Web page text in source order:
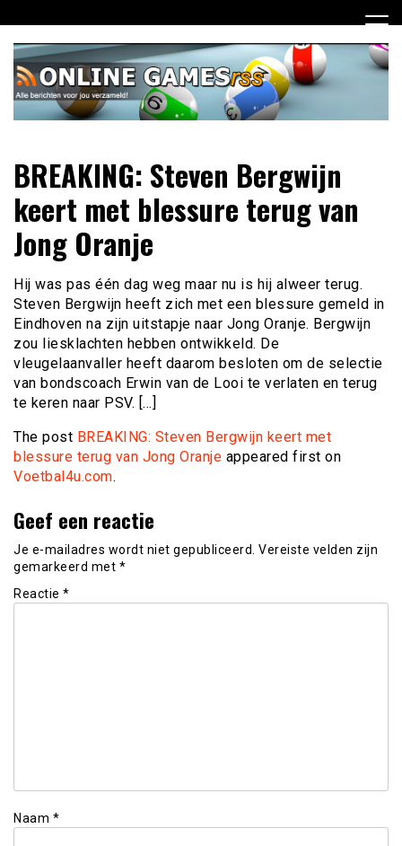
naar
inhoud
Online Games RSS
verzameld
BREAKING: Steven Bergwijn
keert met blessure terug van
Jong Oranje
Hij was pas één dag weg maar nu is hij alweer terug.
Steven Bergwijn heeft zich met een blessure gemeld in
Eindhoven na zijn uitstapje naar Jong Oranje. Bergwijn
zou liesklachten hebben ontwikkeld. De
vleugelaanvaller heeft daarom besloten om de selectie
van bondscoach Erwin van de Looi te verlaten en terug
te keren naar PSV. […]
The post BREAKING: Steven Bergwijn keert met
blessure terug van Jong Oranje appeared first on
Voetbal4u.com.
Geef een reactie
Je e-mailadres wordt niet gepubliceerd. Vereiste velden zijn
gemarkeerd met *
Reactie *
Naam *